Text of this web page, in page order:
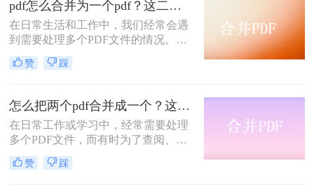
详细介绍几种常见的合并PDF文件的
方法。
pdf怎么合并为一个pdf？这二种方法都可以合并！
在日常生活和工作中，我们经常会遇
到需要处理多个PDF文件的情况。有
时，为了更方便地查阅、分享或存
储，我们会希望将这些分散的PDF文
将详细介绍pdf怎么合并为一个pdf，
帮助您轻松应对这一需求。
赞 踩
怎么把两个pdf合并成一个？这四种方法帮你轻松搞定！
在日常工作或学习中，经常需要处理
多个PDF文件，而有时为了查阅、分
享或存档的方便，我们可能希望将这
些PDF文件合并成一个。那么怎么把
赞 踩